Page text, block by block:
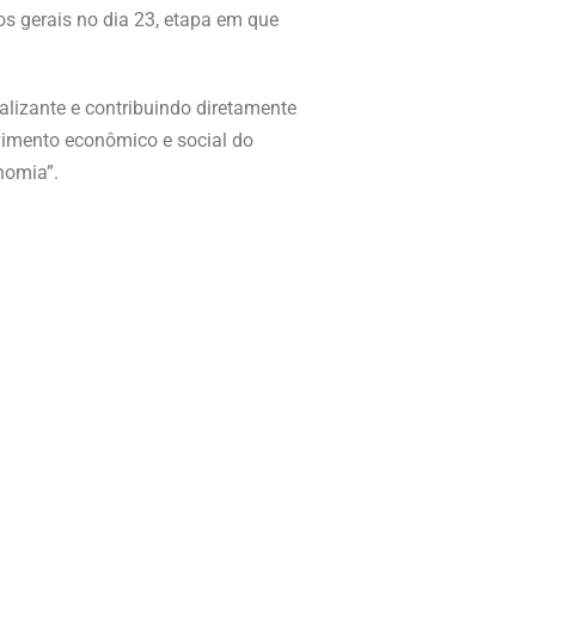
gerais no dia 23, etapa em que
e contribuindo diretamente
econômico e social do